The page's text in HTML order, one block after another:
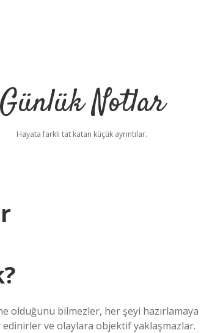
Günlük Notlar
Hayata farklı tat katan küçük ayrıntılar.
olduğunu bilmezler, her şeyi hazırlamaya
edinirler ve olaylara objektif yaklaşmazlar.